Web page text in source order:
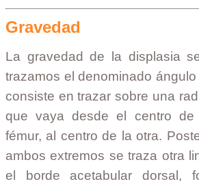
Gravedad
La gravedad de la displasia
trazamos el denominado
consiste en trazar sobre una
que vaya desde el centro de
fémur, al centro de la otra.
ambos extremos se traza otra
el borde acetabular dorsal,